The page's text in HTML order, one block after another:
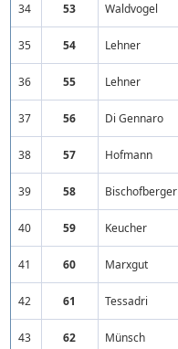
34 53 Waldvogel
35 54 Lehner
36 55 Lehner
37 56 Di Gennaro
38 57 Hofmann
39 58 Bischofberger
40 59 Keucher
41 60 Marxgut
42 61 Tessadri
43 62 Münsch